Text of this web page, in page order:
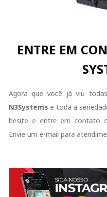
ENTRE EM
Agora que você já viu
N3Systems e toda a
hesite e entre em contato
Envie um e-mail para